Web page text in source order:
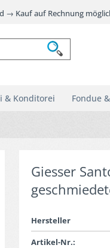
→ Kauf auf Rechnung
& Konditorei Fondue
Giesser
Hersteller
Artikel-Nr.: